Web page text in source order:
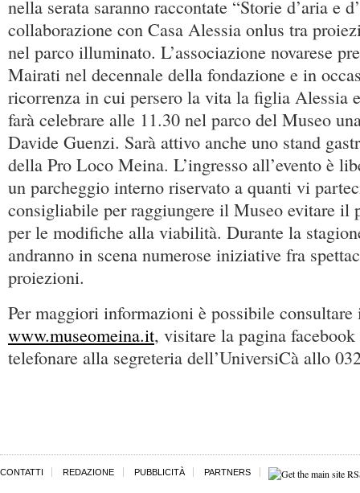
nella serata saranno raccontate “Storie d’aria e
collaborazione con Casa Alessia onlus tra
nel parco illuminato. L’associazione novarese
Mairati nel decennale della fondazione e in
ricorrenza in cui persero la vita la figlia Alessia
farà celebrare alle 11.30 nel parco del Museo
Davide Guenzi. Sarà attivo anche uno stand
della Pro Loco Meina. L’ingresso all’evento è
un parcheggio interno riservato a quanti vi
consigliabile per raggiungere il Museo evitare il
per le modifiche alla viabilità. Durante la
andranno in scena numerose iniziative fra
proiezioni.
Per maggiori informazioni è possibile
www.museomeina.it, visitare la pagina
telefonare alla segreteria dell’UniversiCà allo
CONTATTI REDAZIONE PUBBLICITÀ PARTNERS